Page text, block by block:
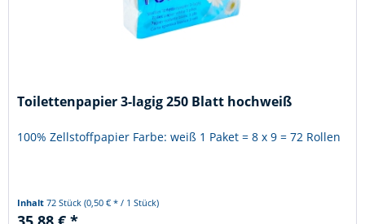
Toilettenpapier 3-lagig 250 Blatt hochweiß
100% Zellstoffpapier Farbe: weiß 1 Paket = 8 x 9 = 72 Rollen
Inhalt72 Stück(0,50 € * / 1 Stück)